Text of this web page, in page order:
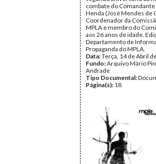
combate do Comandante
Henda (José Mendes de
Coordenador da
MPLA e membro do
aos 26 anos de idade.
Departamento de
Propaganda do MPLA.
Data:Terça, 14 de Abril
Fundo:Arquivo Mário
Andrade
Tipo Documental:
Página(s): 18